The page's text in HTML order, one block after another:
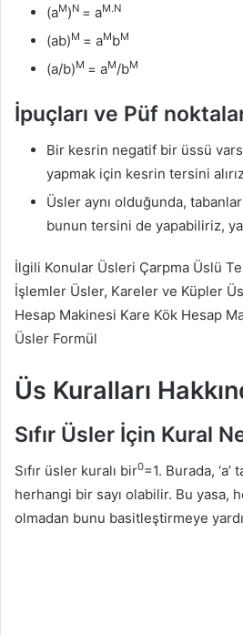
(aM)N = aM.N
(ab)M = aMbM
(a/b)M = aM/bM
İpuçları ve Püf
Bir kesrin negatif bir üssü
yapmak için kesrin tersini
Üsler aynı olduğunda,
bunun tersini de yapabiliriz,
İlgili Konular Üsleri Çarpma Üslü
İşlemler Üsler, Kareler ve Küpler
Hesap Makinesi Kare Kök Hesap
Üsler Formül
Üs Kuralları
Sıfır Üsler İçin Kural
Sıfır üsler kuralı bir0=1. Burada, ‘a’
herhangi bir sayı olabilir. Bu yasa,
olmadan bunu basitleştirmeye